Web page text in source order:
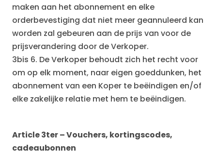
maken aan het abonnement en elke
orderbevestiging dat niet meer geannuleerd kan
worden zal gebeuren aan de prijs van voor de
prijsverandering door de Verkoper.
‍3bis 6. De Verkoper behoudt zich het recht voor
om op elk moment, naar eigen goeddunken, het
abonnement van een Koper te beëindigen en/of
elke zakelijke relatie met hem te beëindigen.
Article 3ter–Vouchers, kortingscodes,
cadeaubonnen